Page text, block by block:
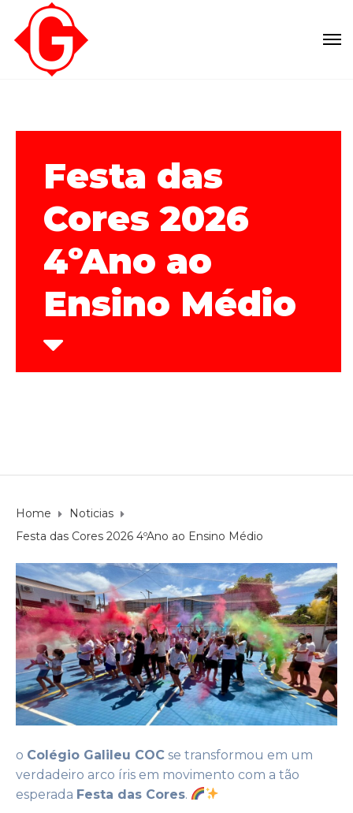
Festa das
Cores 2026
4ºAno ao
Ensino Médio
Home
Noticias
Festa das Cores 2026 4ºAno ao Ensino Médio
o Colégio Galileu COC se transformou em um
verdadeiro arco íris em movimento com a tão
esperada Festa das Cores.